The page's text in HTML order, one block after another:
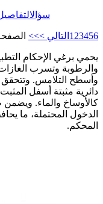
سؤال
1 23456 التالي >>> الصفحة 1
يحمي برغي الإحكام
والرطوبة وتسرب
وأسطح التلامس.
دائرية مثبتة أسفل
كالأوساخ والماء. ويضمن
الدخول المحتملة، ما
المحكم.